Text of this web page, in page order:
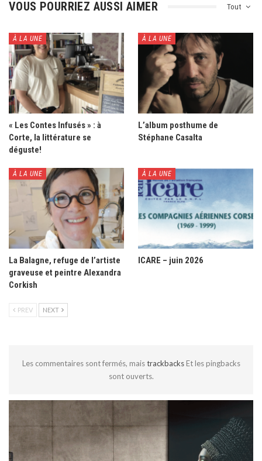
Tout
VOUS POURRIEZ AUSSI AIMER
À LA UNE
« Les Contes Infusés » : à
Corte, la littérature se
déguste!
À LA UNE
L’album posthume de
Stéphane Casalta
À LA UNE
La Balagne, refuge de l’artiste
graveuse et peintre Alexandra
Corkish
À LA UNE
ICARE – juin 2026
PREV NEXT
Les commentaires sont fermés, maistrackbacks Et les pingbacks
sont ouverts.